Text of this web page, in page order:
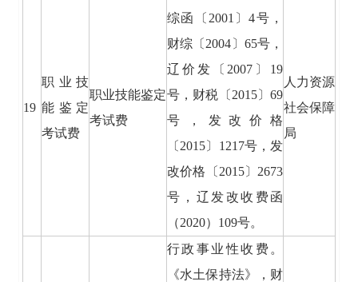
19
职业技
能鉴定
考试费
职业技能鉴定
考试费
综函〔2001〕4号，
财综〔2004〕65号，
辽价发〔2007〕19
号，财税〔2015〕69
号，发改价格
〔2015〕1217号，发
改价格〔2015〕2673
号，辽发改收费函
（2020）109号。
人力资源
社会保障
局
行政事业性收费。
《水土保持法》，财